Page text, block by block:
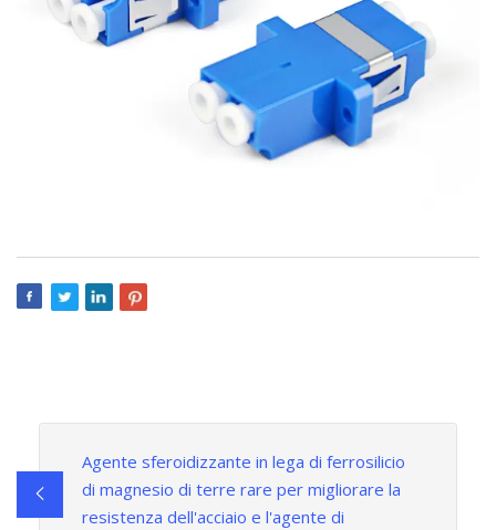
Agente sferoidizzante in lega di ferrosilicio
di magnesio di terre rare per migliorare la
resistenza dell'acciaio e l'agente di